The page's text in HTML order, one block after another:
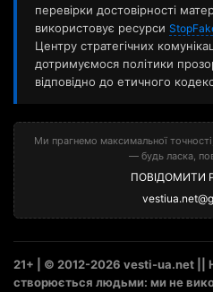
перевірки достовірності
використовує ресурси
Центру стратегічних
дотримуємося політики
відповідно до етичного
Ми прагнемо максимальної
— будь ласка,
ПОВІДОМИТИ
21+ | © 2012-2026 vesti-ua.net ||
створюється людьми: ми не